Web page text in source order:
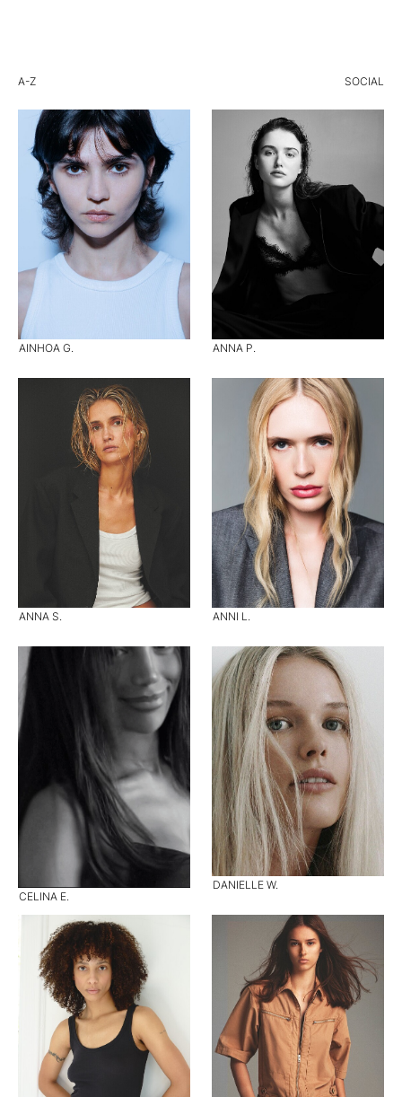
A-Z SOCIAL
AINHOA G. ANNA P.
ANNA S. ANNI L.
CELINA E.
DANIELLE W.